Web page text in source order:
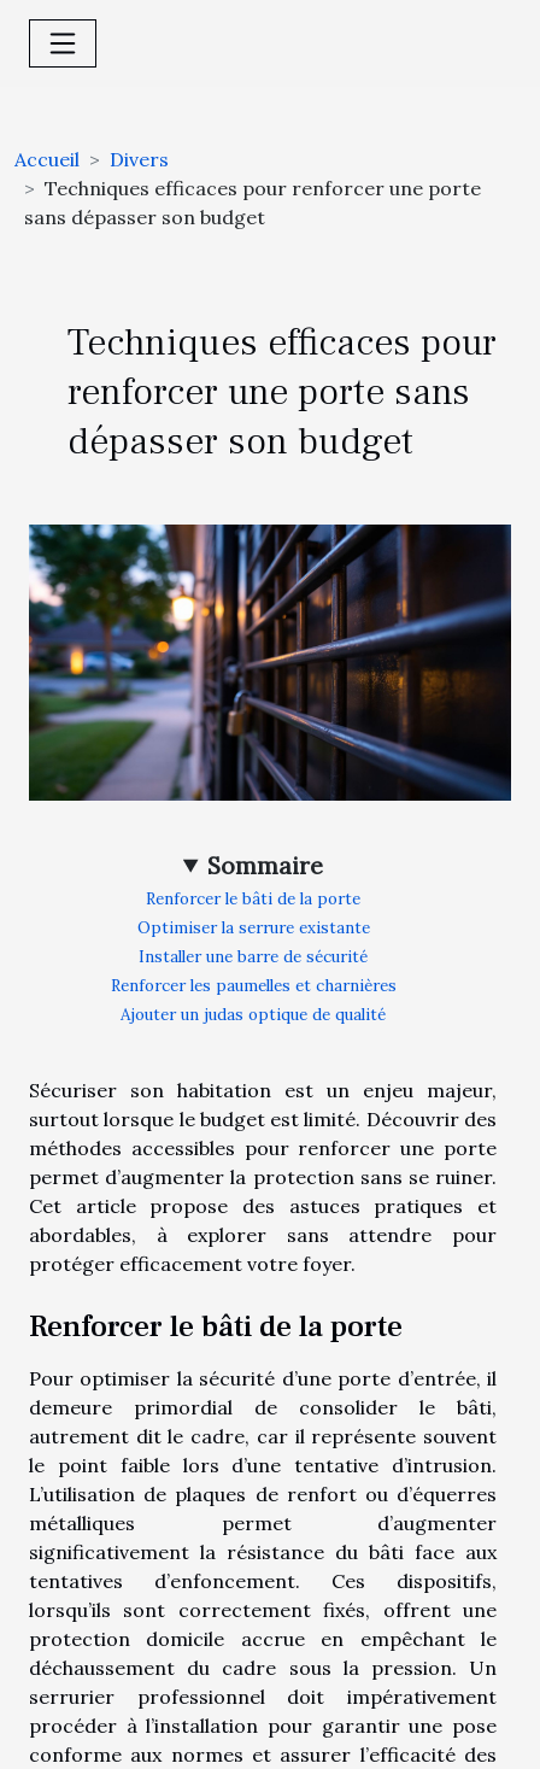
Accueil
Divers
Techniques efficaces pour renforcer une porte
sans dépasser son budget
Techniques efficaces pour
renforcer une porte sans
dépasser son budget
Sommaire
Renforcer le bâti de la porte
Optimiser la serrure existante
Installer une barre de sécurité
Renforcer les paumelles et charnières
Ajouter un judas optique de qualité
Sécuriser son habitation est un enjeu majeur,
surtout lorsque le budget est limité. Découvrir des
méthodes accessibles pour renforcer une porte
permet d’augmenter la protection sans se ruiner.
Cet article propose des astuces pratiques et
abordables, à explorer sans attendre pour
protéger efficacement votre foyer.
Renforcer le bâti de la porte
Pour optimiser la sécurité d’une porte d’entrée, il
demeure primordial de consolider le bâti,
autrement dit le cadre, car il représente souvent
le point faible lors d’une tentative d’intrusion.
L’utilisation de plaques de renfort ou d’équerres
métalliques permet d’augmenter
significativement la résistance du bâti face aux
tentatives d’enfoncement. Ces dispositifs,
lorsqu’ils sont correctement fixés, offrent une
protection domicile accrue en empêchant le
déchaussement du cadre sous la pression. Un
serrurier professionnel doit impérativement
procéder à l’installation pour garantir une pose
conforme aux normes et assurer l’efficacité des